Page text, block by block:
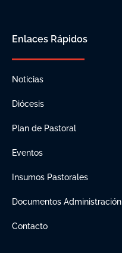
Enlaces Rápidos
Noticias
Diócesis
Plan de Pastoral
Eventos
Insumos Pastorales
Documentos Administración
Contacto